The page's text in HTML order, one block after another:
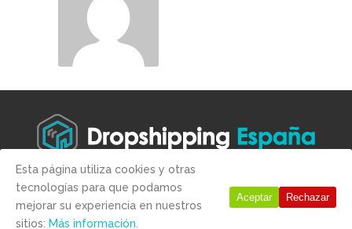
Copyright © 2019 - Aviso legal-Condiciones de compra-Politica
de Privacidad -Politica de Cookies
Esta página utiliza cookies y otras
tecnologías para que podamos
mejorar su experiencia en nuestros
sitios: Más información.
Aceptar Rechazar